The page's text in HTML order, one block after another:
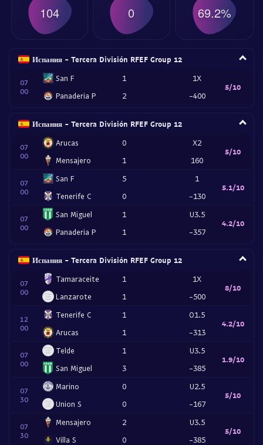
104 0 69.2%
Испания - Tercera División RFEF Group 12
07
00
San F
Panaderia P
1
2
1X
-400
5/10
Испания - Tercera División RFEF Group 12
07
00
Arucas
Mensajero
0
1
X2
160
5/10
07
00
San F
Tenerife C
5
0
1
-130
5.1/10
07
00
San Miguel
Panaderia P
1
1
U3.5
-357
4.2/10
Испания - Tercera División RFEF Group 12
07
00
Tamaraceite
Lanzarote
1
1
1X
-500
8/10
12
00
Tenerife C
Arucas
1
1
O1.5
-313
4.2/10
07
00
Telde
San Miguel
1
3
U3.5
-385
1.9/10
07
30
Marino
Union S
0
0
U2.5
-167
5/10
07
30
Mensajero
Villa S
2
0
U3.5
-385
5/10